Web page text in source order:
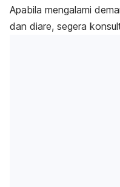
Apabila mengalami
dan diare, segera